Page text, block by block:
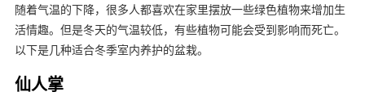
随着气温的下降，很多人都喜欢在家里摆放一些绿色植物来增加生
活情趣。但是冬天的气温较低，有些植物可能会受到影响而死亡。
以下是几种适合冬季室内养护的盆栽。
仙人掌